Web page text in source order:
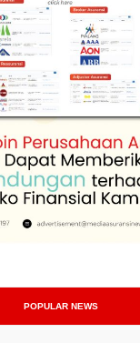
POPULAR NEWS